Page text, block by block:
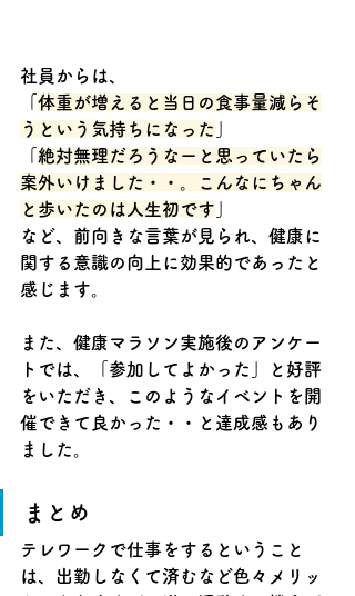
社員からは、
体重が増えると当日の食事量減らそ
うという気持ちになった
絶対無理だろうなーと思っていたら
案外いけました・・。こんなにちゃん
と歩いたのは人生初です
など、前向きな言葉が見られ、健康に
関する意識の向上に効果的であったと
感じます。
また、健康マラソン実施後のアンケー
トでは、「参加してよかった」と好評
をいただき、このようなイベントを開
催できて良かった・・と達成感もあり
ました。
まとめ
テレワークで仕事をするということ
は、出勤しなくて済むなど色々メリッ